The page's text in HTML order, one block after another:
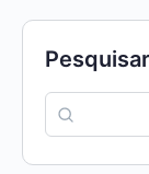
Pesquisar